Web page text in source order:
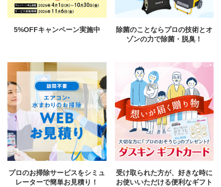
5%OFFキャンペーン実施中
除菌のことならプロの技術とオ
ゾンの力で除菌・脱臭！
プロのお掃除サービスをシミュ
レーターで簡単お見積り！
受け取られた方が、好きな時に
お使いいただける便利なギフト